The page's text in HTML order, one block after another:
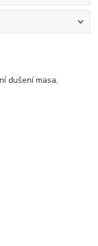
dušení masa,